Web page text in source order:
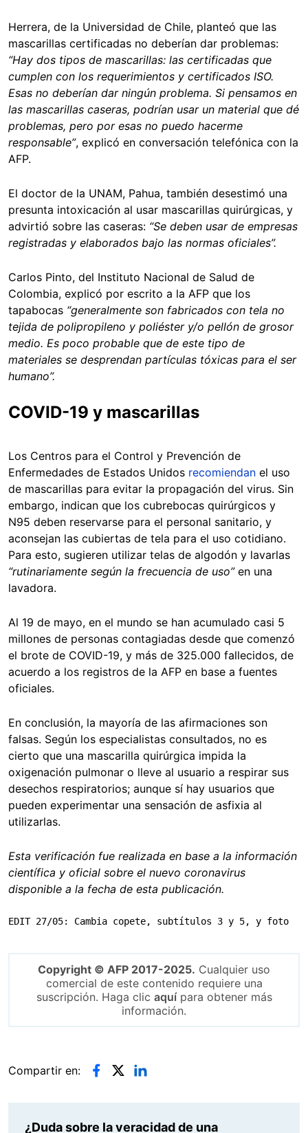
Herrera, de la Universidad de Chile, planteó que las
mascarillas certificadas no deberían dar problemas:
“Hay dos tipos de mascarillas: las certificadas que
cumplen con los requerimientos y certificados ISO.
Esas no deberían dar ningún problema. Si pensamos en
las mascarillas caseras, podrían usar un material que dé
problemas, pero por esas no puedo hacerme
responsable”, explicó en conversación telefónica con la
AFP.
El doctor de la UNAM, Pahua, también desestimó una
presunta intoxicación al usar mascarillas quirúrgicas, y
advirtió sobre las caseras: “Se deben usar de empresas
registradas y elaborados bajo las normas oficiales”.
Carlos Pinto, del Instituto Nacional de Salud de
Colombia, explicó por escrito a la AFP que los
tapabocas “generalmente son fabricados con tela no
tejida de polipropileno y poliéster y/o pellón de grosor
medio. Es poco probable que de este tipo de
materiales se desprendan partículas tóxicas para el ser
humano”.
COVID-19 y mascarillas
Los Centros para el Control y Prevención de
Enfermedades de Estados Unidos recomiendan el uso
de mascarillas para evitar la propagación del virus. Sin
embargo, indican que los cubrebocas quirúrgicos y
N95 deben reservarse para el personal sanitario, y
aconsejan las cubiertas de tela para el uso cotidiano.
Para esto, sugieren utilizar telas de algodón y lavarlas
“rutinariamente según la frecuencia de uso”en una
lavadora.
Al 19 de mayo, en el mundo se han acumulado casi 5
millones de personas contagiadas desde que comenzó
el brote de COVID-19, y más de 325.000 fallecidos, de
acuerdo a los registros de la AFP en base a fuentes
oficiales.
En conclusión, la mayoría de las afirmaciones son
falsas. Según los especialistas consultados, no es
cierto que una mascarilla quirúrgica impida la
oxigenación pulmonar o lleve al usuario a respirar sus
desechos respiratorios; aunque sí hay usuarios que
pueden experimentar una sensación de asfixia al
utilizarlas.
Esta verificación fue realizada en base a la información
científica y oficial sobre el nuevo coronavirus
disponible a la fecha de esta publicación.
EDIT 27/05: Cambia copete, subtítulos 3 y 5, y foto
Copyright © AFP 2017-2025. Cualquier uso
comercial de este contenido requiere una
suscripción. Haga clic aquípara obtener más
información.
Compartir en:
¿Duda sobre la veracidad de una